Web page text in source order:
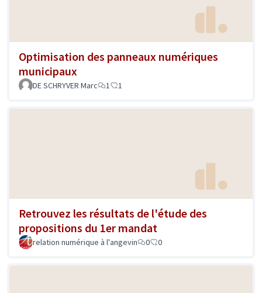
Optimisation des panneaux numériques
municipaux
DE SCHRYVER Marc 1 1
Retrouvez les résultats de l'étude des
propositions du 1er mandat
relation numérique à l'angevin 0 0